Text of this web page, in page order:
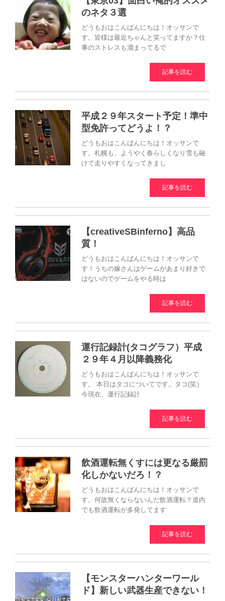
のネタ３選
どうもおはこんばんにちは！オッサンで
す。皆様は最近ちゃんと笑ってますか？仕
事のストレスも溜まってるで
記事を読む
平成２９年スタート予定！準中
型免許ってどうよ！？
どうもおはこんばんにちは！オッサンで
す。札幌も、ようやく春らしくなり雪も融
けて走りやすくなってきまし
記事を読む
【creativeSBinferno】高品
質！
どうもおはこんばんにちは！オッサンで
す！うちの嫁さんはゲームがあまり好きで
はないのでゲームをやる時は
記事を読む
運行記録計(タコグラフ）平成
２９年４月以降義務化
どうもおはこんばんにちは！オッサンで
す。 本日はタコについてです。タコ(笑）
今現在、運行記録計
記事を読む
飲酒運転無くすには更なる厳罰
化しかないだろ！？
どうもおはこんばんにちは！オッサンで
す。何故無くならないんだ飲酒運転？道内
でも飲酒運転が多発してます
記事を読む
【モンスターハンターワール
ド】新しい武器生産できない！